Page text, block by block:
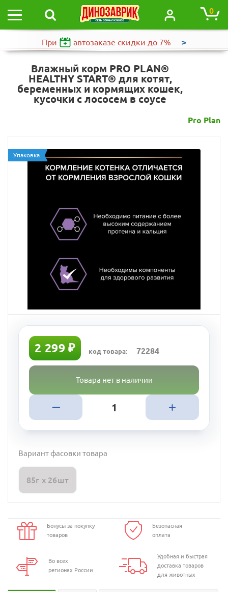
0
При автозаказе скидки до 7% >
Влажный корм PRO PLAN®
HEALTHY START® для котят,
беременных и кормящих кошек,
кусочки с лососем в соусе
Pro Plan
Упаковка
2 299 ₽ код товара: 72284
Товара нет в наличии
Вариант фасовки товара
85г х 26шт
Бонусы за покупку
товаров
Безопасная
оплата
Во всех
регионах России
Удобная и быстрая
доставка товаров
для животных